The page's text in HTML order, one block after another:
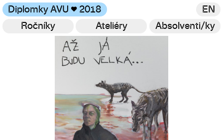
Diplomky AVU ♥ 2018
EN
Ročníky
Ateliéry Absolventi/ky